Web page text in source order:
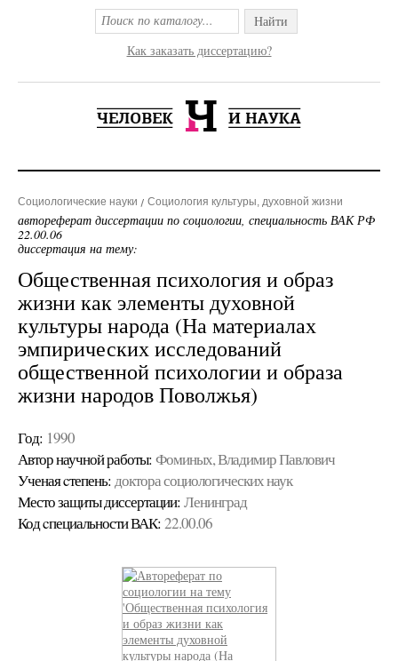
Найти
Как заказать диссертацию?
Социологические науки Социология культуры, духовной жизни
автореферат диссертации по социологии, специальность ВАК РФ
22.00.06
диссертация на тему:
Общественная психология и образ
жизни как элементы духовной
культуры народа (На материалах
эмпирических исследований
общественной психологии и образа
жизни народов Поволжья)
Год: 1990
Автор научной работы: Фоминых, Владимир Павлович
Ученая cтепень: доктора социологических наук
Место защиты диссертации: Ленинград
Код cпециальности ВАК: 22.00.06